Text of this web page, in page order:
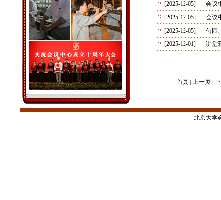
[2025-12-05]
会议
[2025-12-05]
会议
[2025-12-05]
勺园
[2025-12-01]
讲堂
首页 | 上一页 |
北京大学